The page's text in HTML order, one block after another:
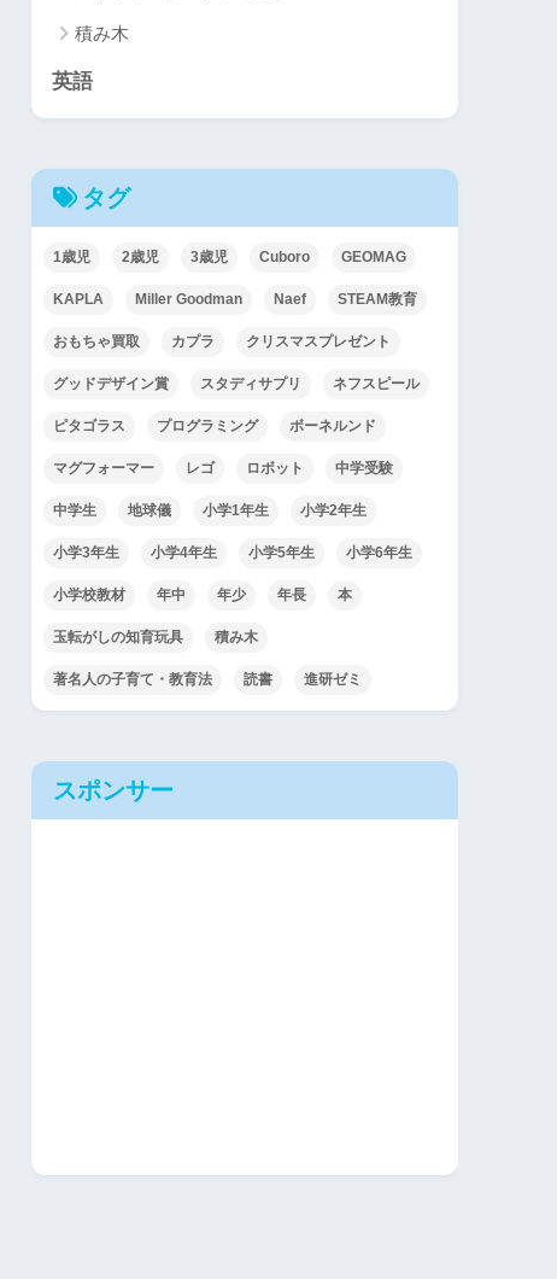
積み木
英語
タグ
1歳児 2歳児 3歳児 Cuboro GEOMAG
KAPLA Miller Goodman Naef STEAM教育
おもちゃ買取 カプラ クリスマスプレゼント
グッドデザイン賞 スタディサプリ ネフスピール
ピタゴラス プログラミング ボーネルンド
マグフォーマー レゴ ロボット 中学受験
中学生 地球儀 小学1年生 小学2年生
小学3年生 小学4年生 小学5年生 小学6年生
小学校教材 年中 年少 年長 本
玉転がしの知育玩具 積み木
著名人の子育て・教育法 読書 進研ゼミ
スポンサー